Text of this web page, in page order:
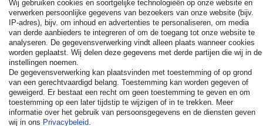
© Copyright 2026 | Alle rechten voorbehouden. - All rights
reserved. Prices incl. VAT. 19% VAT Basic prices see article detail
| * Applies to deliveries to the UK!
Wij gebruiken cookies en soortgelijke technologieën op onze website en
verwerken persoonlijke gegevens van bezoekers van onze website (bijv.
IP-adres), bijv. om inhoud en advertenties te personaliseren, om media
van derde aanbieders te integreren of om de toegang tot onze website te
analyseren. De gegevensverwerking vindt alleen plaats wanneer cookies
worden geplaatst. Wij delen deze gegevens met derde partijen die wij in de
instellingen noemen.
De gegevensverwerking kan plaatsvinden met toestemming of op grond
van een gerechtvaardigd belang. Toestemming kan worden gegeven of
geweigerd. Er bestaat een recht om geen toestemming te geven en om
toestemming op een later tijdstip te wijzigen of in te trekken. Meer
informatie over het gebruik van persoonsgegevens en de diensten geven
wij in ons Privacybeleid.
Herroepingsrecht uitoefenen Contact